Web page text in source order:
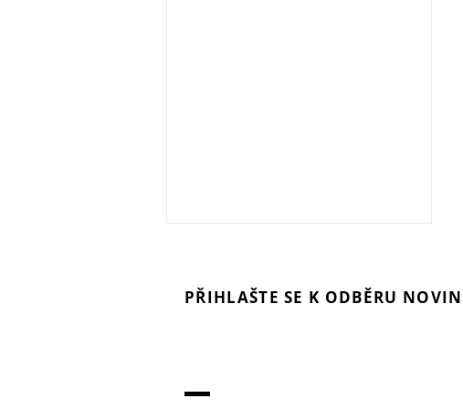
PŘIHLAŠTE SE K ODBĚRU